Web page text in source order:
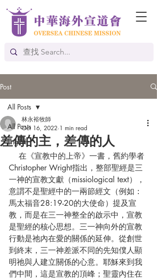
Post
All Posts
English
All Posts
差傳的主，差傳的人
林永裕牧師
Oct 16, 2022 1 min read
Christopher Wright指出，整部聖經是三
一神的宣教文獻（missiological text），
意謂不是聖經中的一兩節經文（例如：
馬太福音28:19-20的大使命）提及宣
教，而是在三一神整全的啟示中，宣教
是聖經的核心思想。三一神向外的宣教
行動是祂內在愛的關係的延伸。從創世
到終末，三一神差派不同的先知僕人顯
明祂與人建立關係的心意。耶穌來到我
們中間，這是宣教的頂峰；聖靈內住在